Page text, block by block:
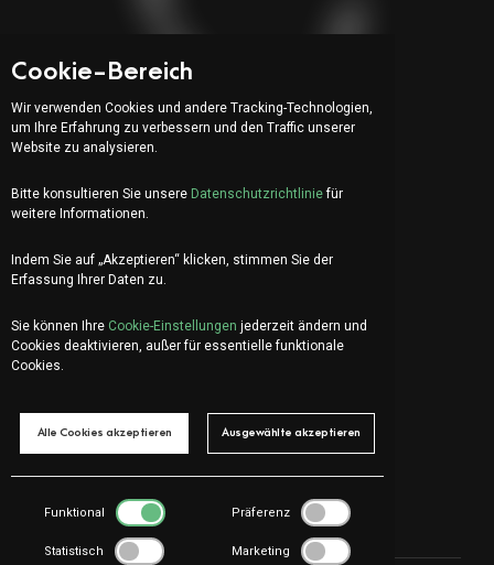
Lass uns chatten?
Social Media
Anmelden
Adresse:
6900 Lugano (CH)
Cookie-Bereich
Wir verwenden Cookies und andere Tracking-Technologien,
um Ihre Erfahrung zu verbessern und den Traffic unserer
Website zu analysieren.
Bitte konsultieren Sie unsere Datenschutzrichtliniefür
weitere Informationen.
Indem Sie auf „Akzeptieren“ klicken, stimmen Sie der
Erfassung Ihrer Daten zu.
Sie können Ihre Cookie-Einstellungen jederzeit ändern und
Cookies deaktivieren, außer für essentielle funktionale
Cookies.
Alle Cookies akzeptieren Ausgewählte akzeptieren
Funktional Präferenz
Statistisch Marketing